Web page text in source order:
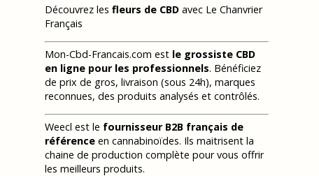
Découvrez les fleurs de CBD avec Le Chanvrier
Français
Mon-Cbd-Francais.com est le grossiste CBD
en ligne pour les professionnels. Bénéficiez
de prix de gros, livraison (sous 24h), marques
reconnues, des produits analysés et contrôlés.
Weecl est le fournisseur B2B français de
référence en cannabinoïdes. Ils maitrisent la
chaine de production complète pour vous offrir
les meilleurs produits.